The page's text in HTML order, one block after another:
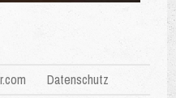
Datenschutz